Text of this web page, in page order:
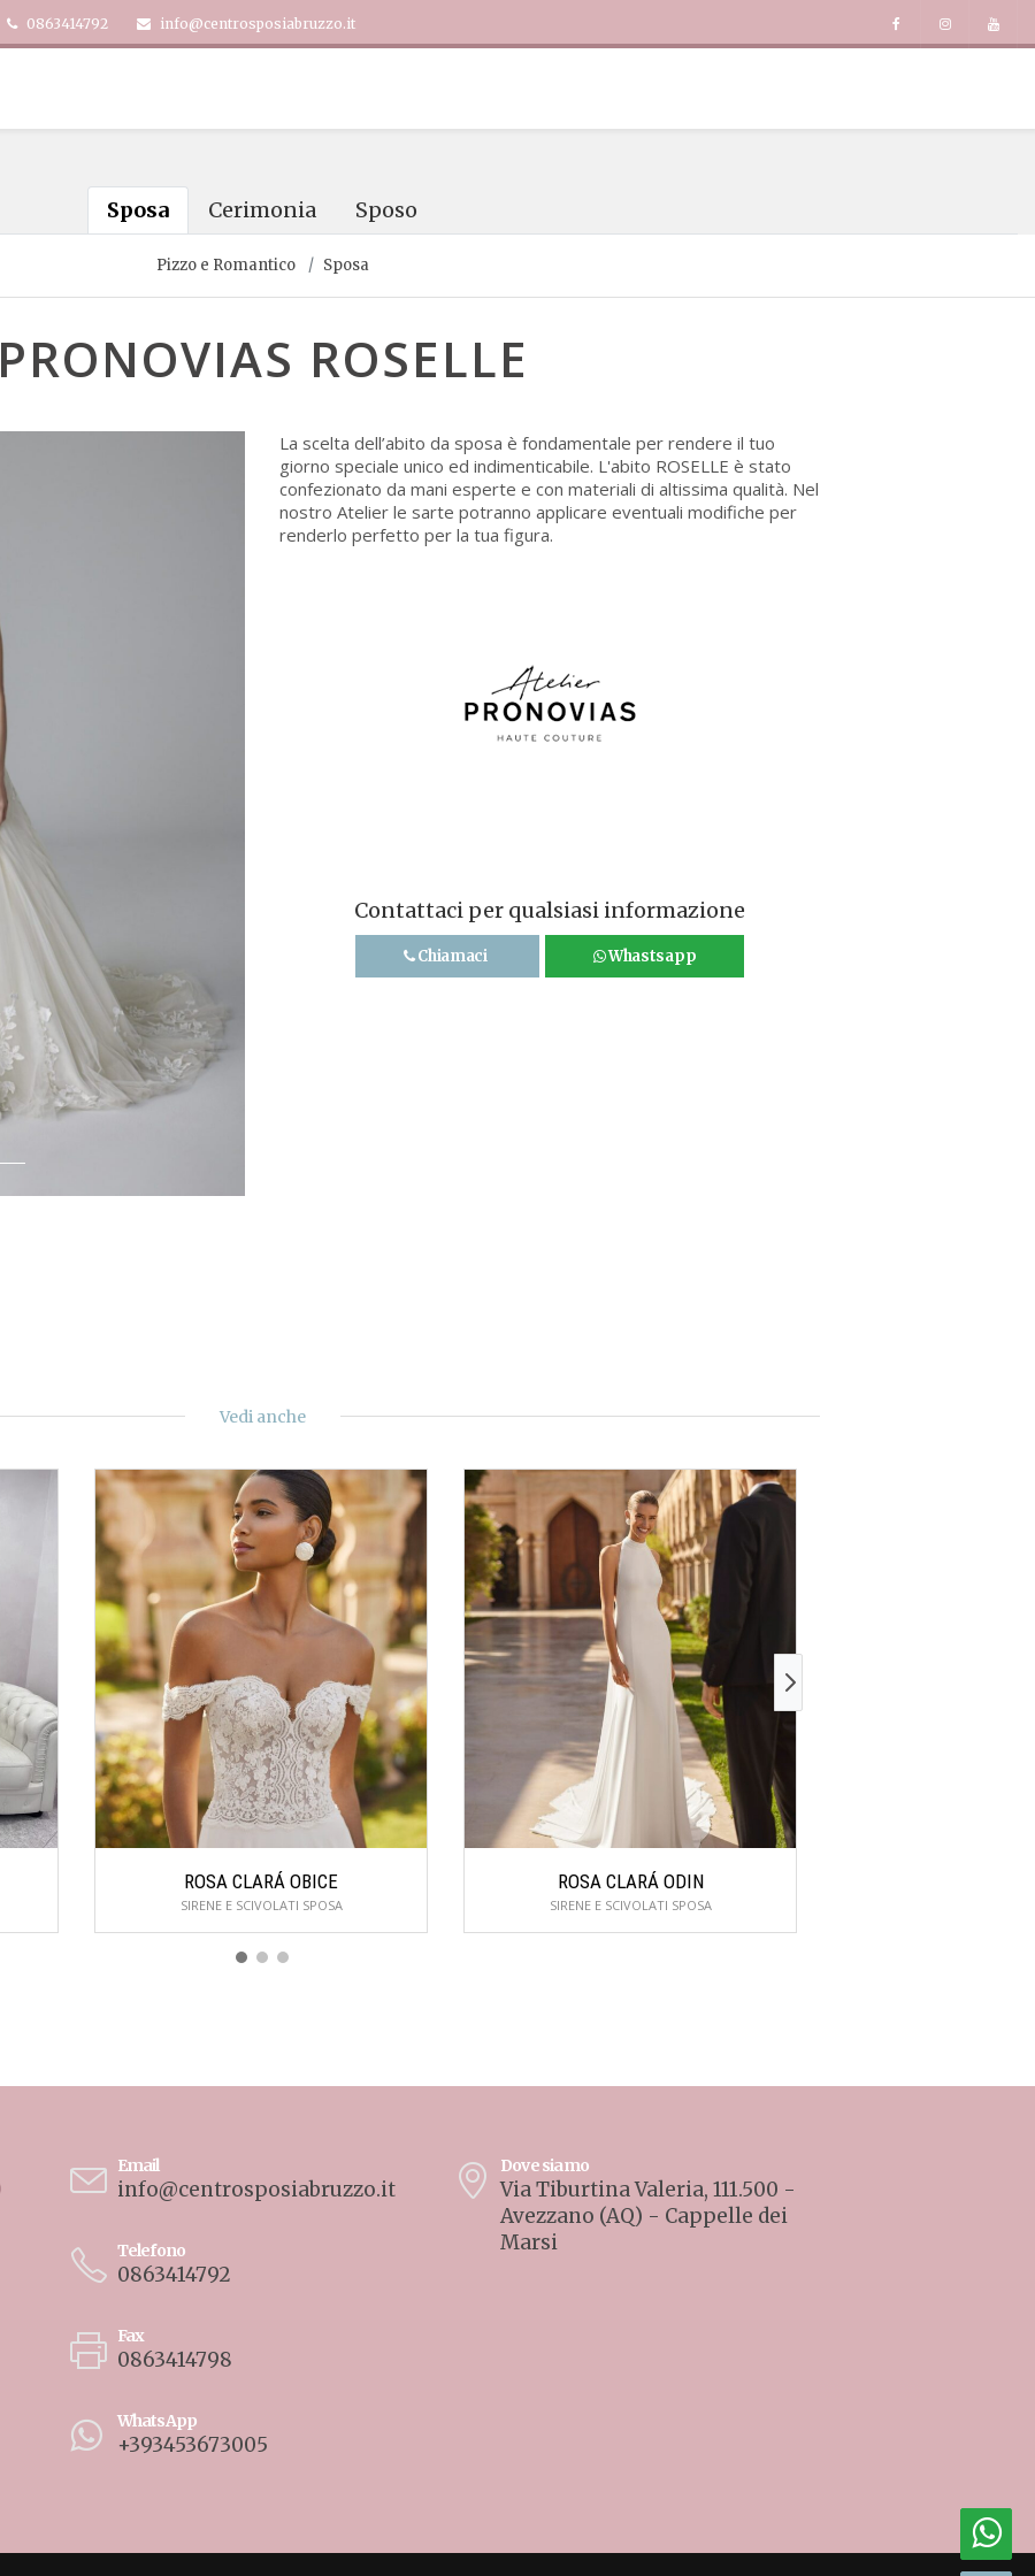
0863414792 info@centrosposiabruzzo.it
Sposa Cerimonia Sposo
Pizzo e Romantico Sposa
PRONOVIAS ROSELLE
La scelta dell’abito da sposa è fondamentale per rendere il tuo
giorno speciale unico ed indimenticabile. L'abito ROSELLE è stato
confezionato da mani esperte e con materiali di altissima qualità. Nel
nostro Atelier le sarte potranno applicare eventuali modifiche per
renderlo perfetto per la tua figura.
Contattaci per qualsiasi informazione
Chiamaci Whastsapp
Vedi anche
ROSA CLARÁ OBICE
SIRENE E SCIVOLATI SPOSA
ROSA CLARÁ ODIN
SIRENE E SCIVOLATI SPOSA
Email
info@centrosposiabruzzo.it
Telefono
0863414792
Fax
0863414798
WhatsApp
+393453673005
Dove siamo
Via Tiburtina Valeria, 111.500 -
Avezzano (AQ) - Cappelle dei
Marsi